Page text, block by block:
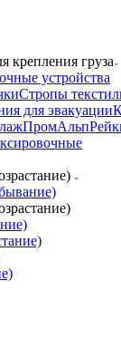
крепления груза
устройства
Стропы
для эвакуации
ПромАльп